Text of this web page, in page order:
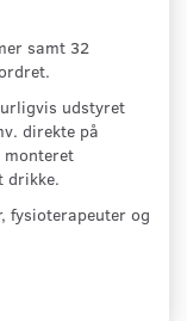
samt 32
udstyret
direkte på
monteret
drikke.
fysioterapeuter og